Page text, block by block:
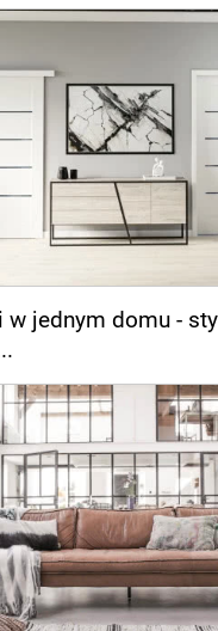
w jednym domu -